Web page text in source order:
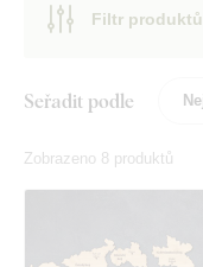
Filtr produktů
Seřadit podle
Zobrazeno 8 produktů